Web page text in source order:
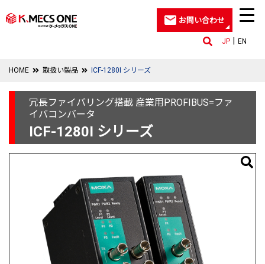
JP EN
お問い合わせ
HOME 取扱い製品 ICF-1280I シリーズ
冗長ファイバリング搭載 産業用PROFIBUS=ファ
イバコンバータ
ICF-1280I シリーズ